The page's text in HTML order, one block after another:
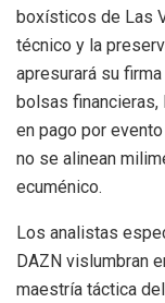
boxísticos de Las
técnico y la
apresurará su
bolsas
en pago por
no se alinean
ecuménico.
Los analistas
DAZN vislumbran
maestría táctica